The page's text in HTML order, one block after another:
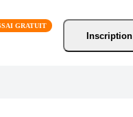
Inscription